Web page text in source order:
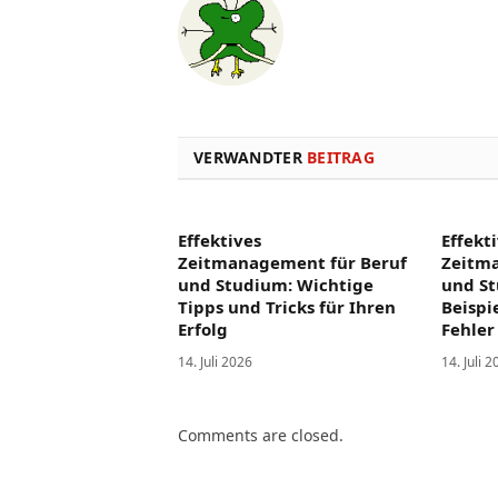
VERWANDTER BEITRAG
Effektives
Zeitmanagement für Beruf
und Studium: Wichtige
Tipps und Tricks für Ihren
Erfolg
14. Juli 2026
und
14. Juli
Comments are closed.